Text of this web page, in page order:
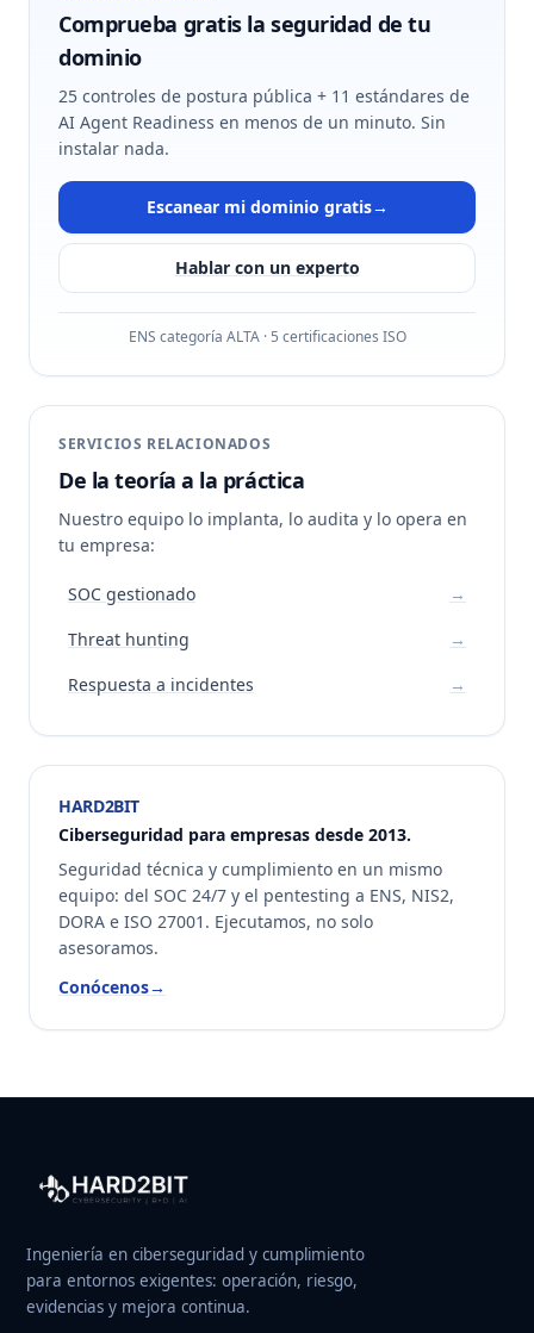
Comprueba gratis la seguridad de tu
dominio
25 controles de postura pública + 11 estándares de
AI Agent Readiness en menos de un minuto. Sin
instalar nada.
Escanear mi dominio gratis→
Hablar con un experto
ENS categoría ALTA · 5 certificaciones ISO
SERVICIOS RELACIONADOS
De la teoría a la práctica
Nuestro equipo lo implanta, lo audita y lo opera en
tu empresa:
SOC gestionado
→
Threat hunting
→
Respuesta a incidentes
→
HARD2BIT
Ciberseguridad para empresas desde 2013.
Seguridad técnica y cumplimiento en un mismo
equipo: del SOC 24/7 y el pentesting a ENS, NIS2,
DORA e ISO 27001. Ejecutamos, no solo
asesoramos.
Conócenos→
Ingeniería en ciberseguridad y cumplimiento
para entornos exigentes: operación, riesgo,
evidencias y mejora continua.